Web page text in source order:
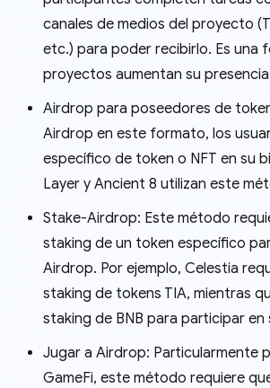
canales de medios del proyecto
etc.) para poder recibirlo. Es una
proyectos aumentan su
Airdrop para poseedores de
Airdrop en este formato, los
específico de token o NFT en su
Layer y Ancient 8 utilizan este
Stake-Airdrop: Este método
staking de un token específico
Airdrop. Por ejemplo, Celestia
staking de tokens TIA, mientras
staking de BNB para participar
Jugar a Airdrop: Particularmente
GameFi, este método requiere